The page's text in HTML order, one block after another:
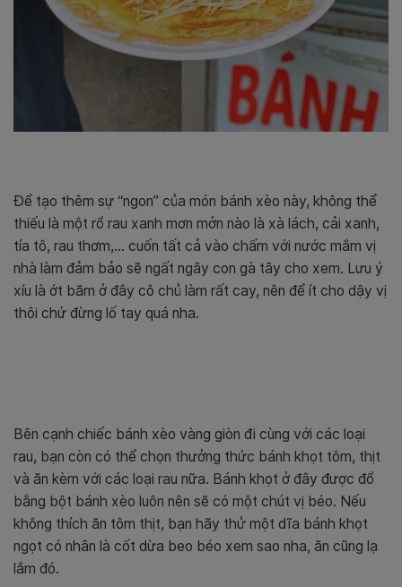
Để tạo thêm sự “ngon” của món bánh xèo này, không thể
thiếu là một rổ rau xanh mơn mởn nào là xà lách, cải xanh,
tía tô, rau thơm,… cuốn tất cả vào chấm với nước mắm vị
nhà làm đảm bảo sẽ ngất ngây con gà tây cho xem. Lưu ý
xíu là ớt băm ở đây cô chủ làm rất cay, nên để ít cho dậy vị
thôi chứ đừng lố tay quá nha.
Bên cạnh chiếc bánh xèo vàng giòn đi cùng với các loại
rau, bạn còn có thể chọn thưởng thức bánh khọt tôm, thịt
và ăn kèm với các loại rau nữa. Bánh khọt ở đây được đổ
bằng bột bánh xèo luôn nên sẽ có một chút vị béo. Nếu
không thích ăn tôm thịt, bạn hãy thử một dĩa bánh khọt
ngọt có nhân là cốt dừa beo béo xem sao nha, ăn cũng lạ
lắm đó.